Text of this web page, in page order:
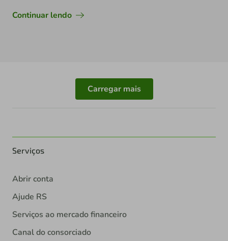
Continuar lendo
Carregar mais
Serviços
Abrir conta
Ajude RS
Serviços ao mercado financeiro
Canal do consorciado